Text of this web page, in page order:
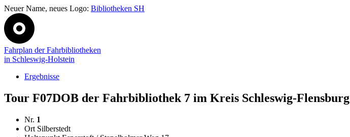
Neuer Name, neues Logo: Bibliotheken SH
Fahrplan der Fahrbibliotheken
in Schleswig-Holstein
Ergebnisse
Tour F07DOB der Fahrbibliothek 7 im Kreis Schleswig-Flensburg
Nr. 1
Ort Silberstedt